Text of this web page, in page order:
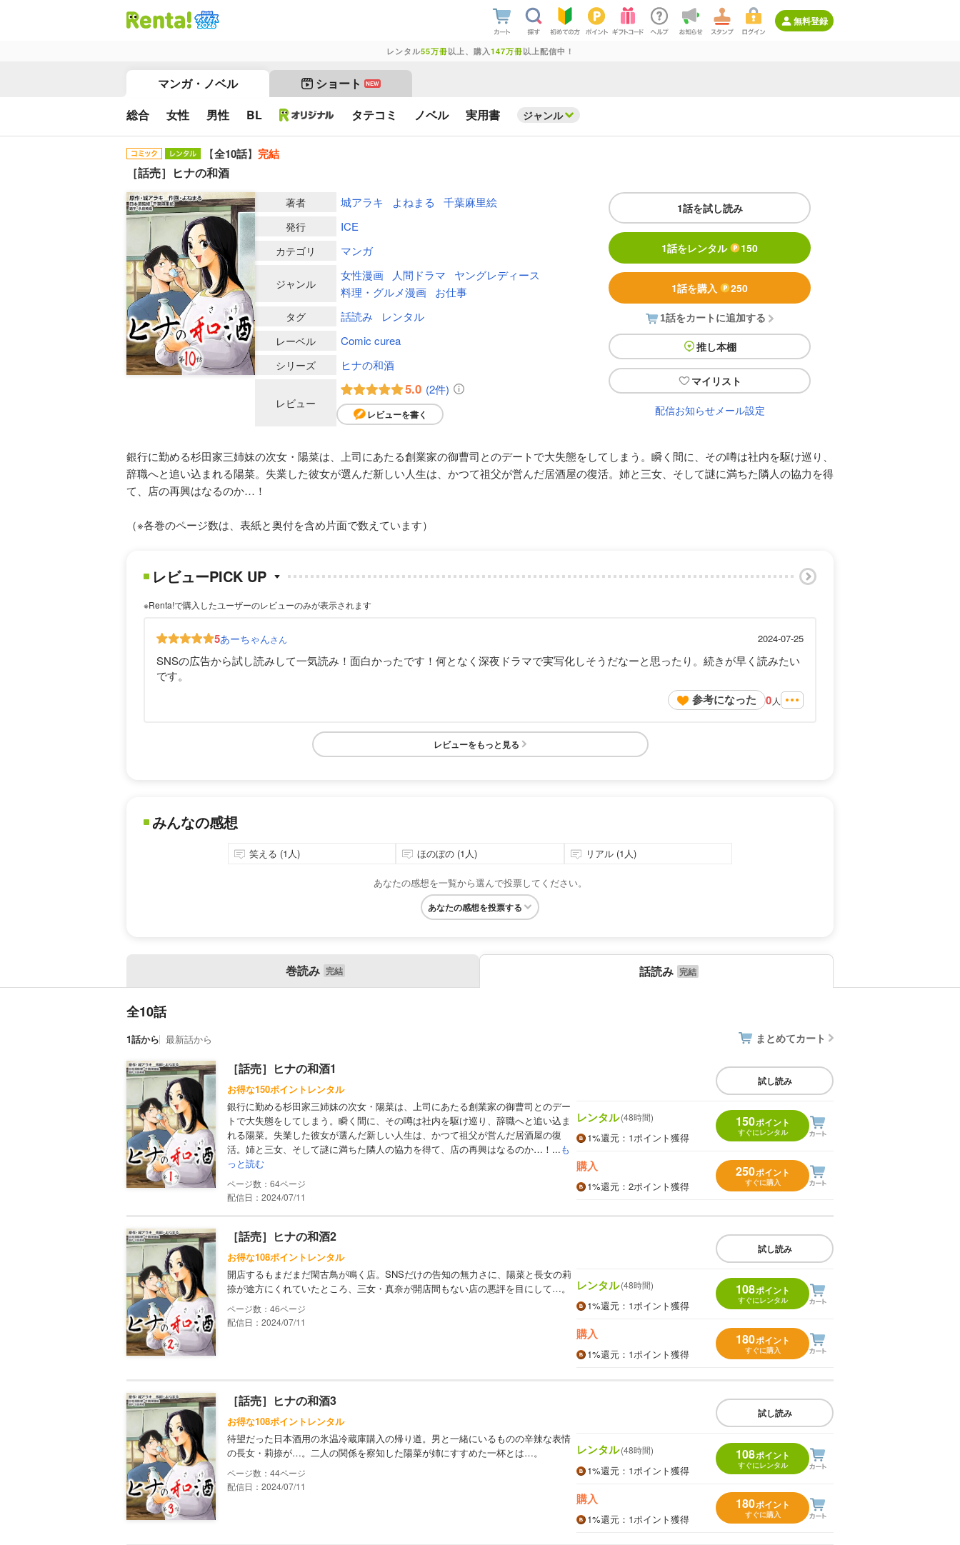
無料登録
レンタル55万冊以上、購入 147万冊以上配信中！
マンガ・ノベル ショート NEW
総合 女性 男性 BL タテコミ ノベル 実用書 ジャンル
【全10話】 完結
［話売］ヒナの和酒
1話を試し読み
1話をレンタル 150
1話を購入 250
1話をカートに追加する
推し本棚
マイリスト
配信お知らせメール設定
著者 城アラキ よねまる 千葉麻里絵
発行 ICE
カテゴリ マンガ
ジャンル
女性漫画 人間ドラマ
ヤングレディース
料理・グルメ漫画
お仕事
タグ 話読み レンタル
レーベル Comic curea
シリーズ ヒナの和酒
レビュー
5.0 (2件)
レビューを書く
銀行に勤める杉田家三姉妹の次女・陽菜は、上司にあたる創業家の御曹司とのデートで大失態をしてしまう。瞬く間に、その噂は社内を駆け巡り、
辞職へと追い込まれる陽菜。失業した彼女が選んだ新しい人生は、かつて祖父が営んだ居酒屋の復活。姉と三女、そして謎に満ちた隣人の協力を得
て、店の再興はなるのか…！
（※各巻のページ数は、表紙と奥付を含め片面で数えています）
レビューPICK UP
※Renta!で購入したユーザーのレビューのみが表示されます
5あーちゃんさん 2024-07-25
SNSの広告から試し読みして一気読み！面白かったです！何となく深夜ドラマで実写化しそうだなーと思ったり。続きが早く読みたい
です。
参考になった 0 人
レビューをもっと見る
みんなの感想
笑える (1人) ほのぼの (1人) リアル (1人)
あなたの感想を一覧から選んで投票してください。
あなたの感想を投票する
巻読み 話読み
全10話
1話から 最新話から まとめてカート
［話売］ヒナの和酒1
お得な150ポイントレンタル
銀行に勤める杉田家三姉妹の次女・陽菜は、上司にあたる創業家の御曹司とのデー
トで大失態をしてしまう。瞬く間に、その噂は社内を駆け巡り、辞職へと追い込ま
れる陽菜。失業した彼女が選んだ新しい人生は、かつて祖父が営んだ居酒屋の復
活。姉と三女、そして謎に満ちた隣人の協力を得て、店の再興はなるのか…！...も
っと読む
64
配信日：2024/07/11
試し読み
レンタル(48時間)
1%還元 ：1ポイント獲得
150ポイント
すぐにレンタル
購入
1%還元 ：2ポイント獲得
250ポイント
すぐに購入
［話売］ヒナの和酒2
お得な108ポイントレンタル
開店するもまだまだ閑古鳥が鳴く店。SNSだけの告知の無力さに、陽菜と長女の莉
捺が途方にくれていたところ、三女・真奈が開店間もない店の悪評を目にして…。
46
配信日：2024/07/11
試し読み
レンタル(48時間)
1%還元 ：1ポイント獲得
108ポイント
すぐにレンタル
購入
1%還元 ：1ポイント獲得
180ポイント
すぐに購入
［話売］ヒナの和酒3
お得な108ポイントレンタル
待望だった日本酒用の氷温冷蔵庫購入の帰り道。男と一緒にいるものの辛辣な表情
の長女・莉捺が…。二人の関係を察知した陽菜が姉にすすめた一杯とは…。
44
配信日：2024/07/11
試し読み
レンタル(48時間)
1%還元 ：1ポイント獲得
108ポイント
すぐにレンタル
購入
1%還元 ：1ポイント獲得
180ポイント
すぐに購入